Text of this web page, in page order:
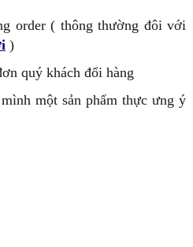
order ( thông thường đôi với
)
quý khách đổi hàng
một sản phẩm thực ưng ý